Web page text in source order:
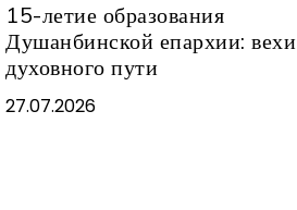
15-летие образования
Душанбинской епархии: вехи
духовного пути
27.07.2026